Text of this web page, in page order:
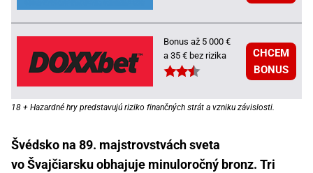
Bonus až 5 000 €
a 35 € bez rizika
CHCEM
BONUS
18 + Hazardné hry predstavujú riziko finančných strát a vzniku závislosti.
Švédsko na 89. majstrovstvách sveta
vo Švajčiarsku obhajuje minuloročný bronz. Tri